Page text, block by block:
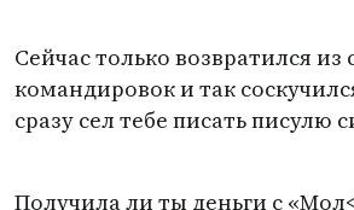
Сейчас только возвратился из
командировок и так
сразу сел тебе писать писулю
Получила ли ты деньги с